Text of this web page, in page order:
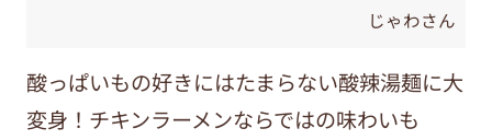
じゃわさん
酸っぱいもの好きにはたまらない酸辣湯麺に大
変身！チキンラーメンならではの味わいも